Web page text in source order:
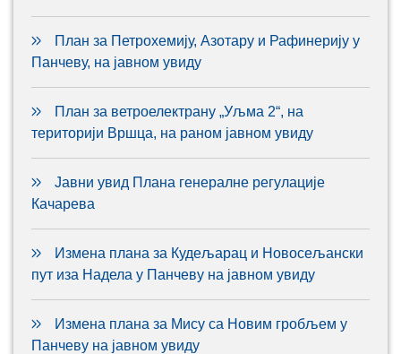
План за Петрохемију, Азотару и Рафинерију у
Панчеву, на јавном увиду
План за ветроелектрану „Уљма 2“, на
територији Вршца, на раном јавном увиду
Јавни увид Плана генералне регулације
Качарева
Измена плана за Кудељарац и Новосељански
пут иза Надела у Панчеву на јавном увиду
Измена плана за Мису са Новим гробљем у
Панчеву на јавном увиду